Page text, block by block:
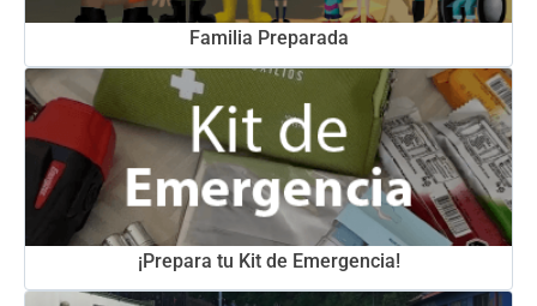
Familia Preparada
¡Prepara tu Kit de Emergencia!